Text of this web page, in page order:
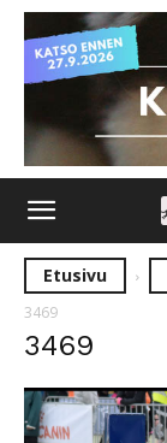
Etusivu
3469
3469